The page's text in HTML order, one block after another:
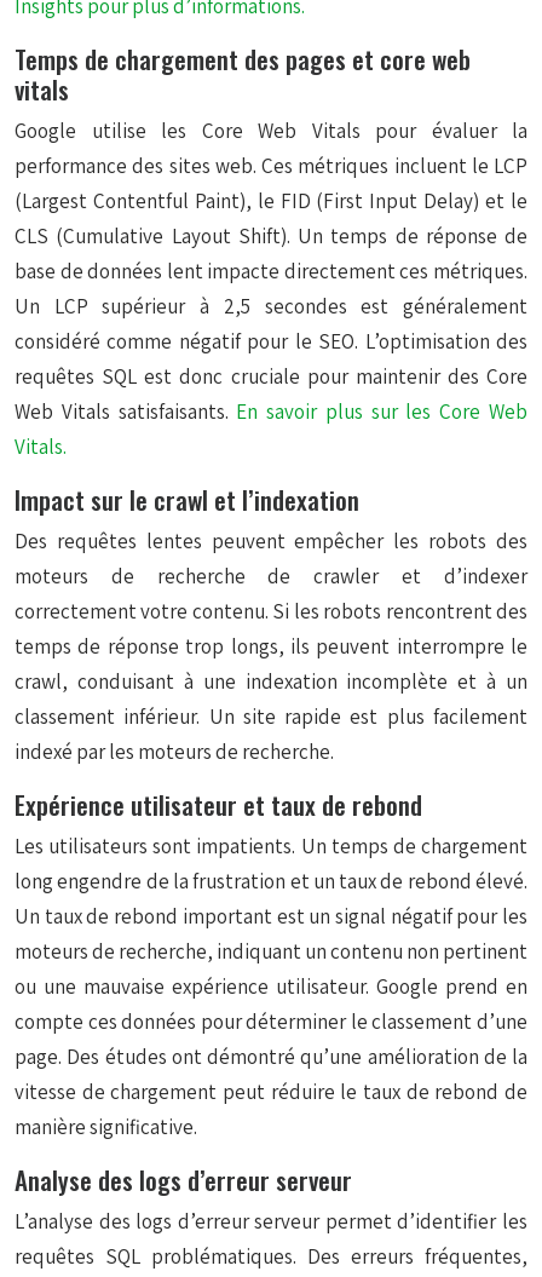
Insights pour plus d’informations.
Temps de chargement des pages et core web
vitals
Google utilise les Core Web Vitals pour évaluer la
performance des sites web. Ces métriques incluent le LCP
(Largest Contentful Paint), le FID (First Input Delay) et le
CLS (Cumulative Layout Shift). Un temps de réponse de
base de données lent impacte directement ces métriques.
Un LCP supérieur à 2,5 secondes est généralement
considéré comme négatif pour le SEO. L’optimisation des
requêtes SQL est donc cruciale pour maintenir des Core
Web Vitals satisfaisants. En savoir plus sur les Core Web
Vitals.
Impact sur le crawl et l’indexation
Des requêtes lentes peuvent empêcher les robots des
moteurs de recherche de crawler et d’indexer
correctement votre contenu. Si les robots rencontrent des
temps de réponse trop longs, ils peuvent interrompre le
crawl, conduisant à une indexation incomplète et à un
classement inférieur. Un site rapide est plus facilement
indexé par les moteurs de recherche.
Expérience utilisateur et taux de rebond
Les utilisateurs sont impatients. Un temps de chargement
long engendre de la frustration et un taux de rebond élevé.
Un taux de rebond important est un signal négatif pour les
moteurs de recherche, indiquant un contenu non pertinent
ou une mauvaise expérience utilisateur. Google prend en
compte ces données pour déterminer le classement d’une
page. Des études ont démontré qu’une amélioration de la
vitesse de chargement peut réduire le taux de rebond de
manière significative.
Analyse des logs d’erreur serveur
L’analyse des logs d’erreur serveur permet d’identifier les
requêtes SQL problématiques. Des erreurs fréquentes,